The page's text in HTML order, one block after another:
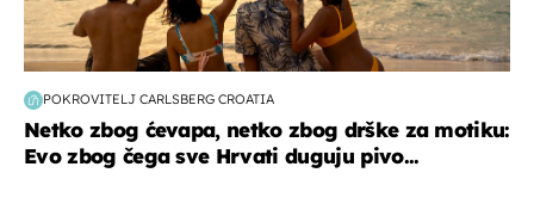
POKROVITELJ CARLSBERG CROATIA
Netko zbog ćevapa, netko zbog drške za motiku:
Evo zbog čega sve Hrvati duguju pivo...